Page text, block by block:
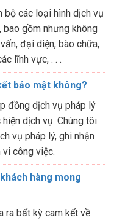
bộ các loại hình dịch vụ
bao gồm nhưng không
đại diện, bào chữa,
lĩnh vực, . . .
bảo mật không?
đồng dịch vụ pháp lý
dịch vụ. Chúng tôi
vụ pháp lý, ghi nhận
vi công việc.
hàng mong
ra bất kỳ cam kết về